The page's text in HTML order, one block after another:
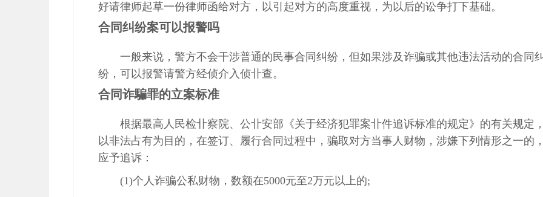
好请律师起草一份律师函给对方，以引起对方的高度重视，为以后的讼争打下基础。
合同纠纷案可以报警吗
一般来说，警方不会干涉普通的民事合同纠纷，但如果涉及诈骗或其他违法活动的合同纠
纷，可以报警请警方经侦介入侦卝查。
合同诈騙罪的立案标准
根据最高人民检卝察院、公卝安部《关于经济犯罪案卝件追诉标准的规定》的有关规定，
以非法占有为目的，在签订、履行合同过程中，骗取对方当事人财物，涉嫌下列情形之一的，
应予追诉：
(1)个人诈骗公私财物，数额在5000元至2万元以上的;